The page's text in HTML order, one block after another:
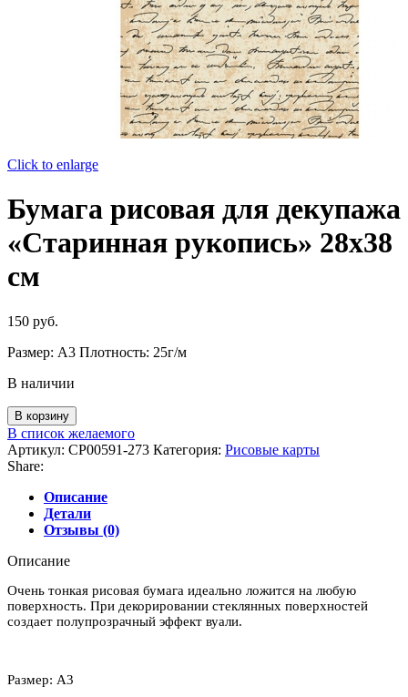
Click to enlarge
Бумага рисовая для декупажа
«Старинная рукопись» 28х38
см
150 руб.
Размер: А3 Плотность: 25г/м
В наличии
Количество
товара
Бумага
рисовая
декупажа
"Старинная
рукопись"
см
В корзину
В список желаемого
Артикул: CP00591-273 Категория: Рисовые карты
Share:
Описание
Детали
Отзывы (0)
Описание
Очень тонкая рисовая бумага идеально ложится на любую
поверхность. При декорировании стеклянных поверхностей
создает полупрозрачный эффект вуали.
Размер: А3